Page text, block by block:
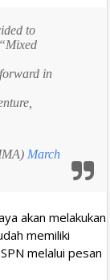
to
in
March
akan melakukan
memiliki
melalui pesan